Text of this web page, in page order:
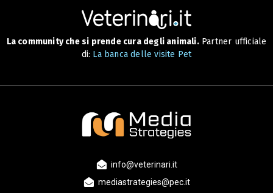
La community che si prende cura degli animali.Partner ufficiale
di: La banca delle visite Pet
info@veterinari.it
mediastrategies@pec.it